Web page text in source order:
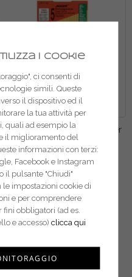
Kwb lame per seghetto per
legno HCS 610225
i cookie
ci consenti di
simili. Queste
il dispositivo ed il
la tua attività per
quali ad esempio la
il miglioramento del
informazioni con terzi:
Facebook e Instagram
il pulsante "Chiudi"
impostazioni cookie di
e per comprendere
obbligatori (ad es.
e accesso)clicca qui